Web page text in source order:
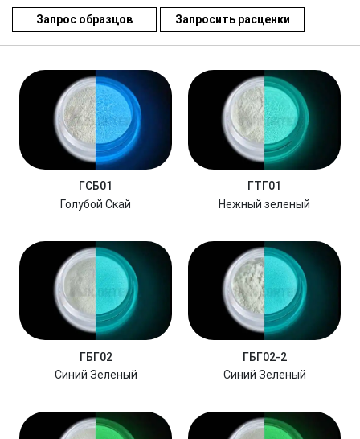
Запрос образцов Запросить расценки
ГСБ01
Голубой Скай
ГТГ01
Нежный зеленый
ГБГ02
Синий Зеленый
ГБГ02-2
Синий Зеленый